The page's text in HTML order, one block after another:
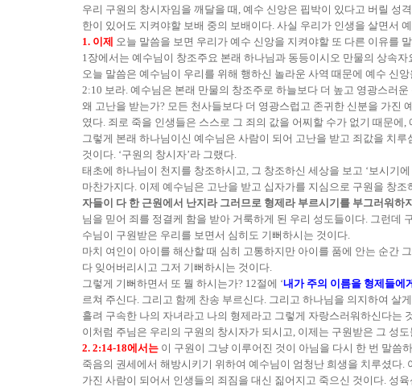
우리 구원의 창시자임을 깨달을 때, 예수 신앙은 핍박이 있다고 버릴 성
한이 있어도 지켜야할 보배 중의 보배이다. 사실 우리가 인생을 살면서
1. 이제 오늘 말씀을 보면 우리가 예수 신앙을 지켜야할 또 다른 이유를
1장에서는 예수님이 창조주요 본래 하나님과 동등이시오 만물의 상속
오늘 말씀은 예수님이 우리를 위해 행하신 놀라운 사역 때문에 예수 신
2:10 보라. 예수님은 본래 만물의 창조주로 하늘보다 더 높고 영광스러
왜 고난을 받는가? 모든 천사들보다 더 영광스럽고 존귀한 신분을 가진
였다. 죄로 죽을 인생들은 스스로 그 죄의 값을 어찌할 수가 없기 때문에
그렇게 본래 하나님이신 예수님은 사람이 되어 고난을 받고 죄값을 치
것이다. ‘구원의 창시자’라 그랬다.
태초에 하나님이 천지를 창조하시고, 그 창조하신 세상을 보고 ‘보시기
마찬가지다. 이제 예수님은 고난을 받고 십자가를 지심으로 구원을 창
자들이 다 한 근원에서 난지라 그러므로 형제라 부르시기를 부그러워하
님을 믿어 죄를 정결케 함을 받아 거룩하게 된 우리 성도들이다. 그런데
수님이 구원받은 우리를 보면서 심히도 기뻐하시는 것이다.
마치 여인이 아이를 해산할 때 심히 고통하지만 아이를 품에 안는 순간
다 잊어버리시고 그저 기뻐하시는 것이다.
그렇게 기뻐하면서 또 뭘 하시는가? 12절에 ‘내가 주의 이름을 형제들에
르쳐 주신다. 그리고 함께 찬송 부르신다. 그리고 하나님을 의지하여 살
흘려 구속한 나의 자녀라고 나의 형제라고 그렇게 자랑스러워하신다는
이처럼 주님은 우리의 구원의 창시자가 되시고, 이제는 구원받은 그 성
2. 2:14-18에서는 이 구원이 그냥 이루어진 것이 아님을 다시 한 번 말씀
죽음의 권세에서 해방시키기 위하여 예수님이 엄청난 희생을 치루셨다
가진 사람이 되어서 인생들의 죄짐을 대신 짊어지고 죽으신 것이다. 성